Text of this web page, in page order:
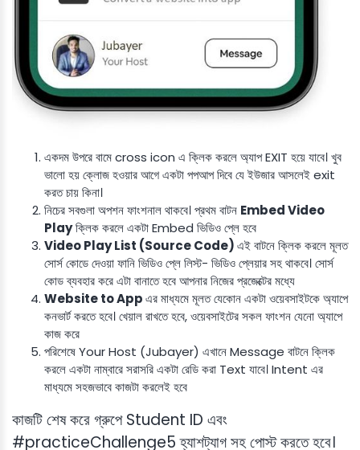
একদম উপরে বামে cross icon এ ক্লিক করলে অ্যাপ EXIT হয়ে যাবে। খুব
ভালো হয় ক্লোজ হওয়ার আগে একটা পপআপ দিবে যে ইউজার আসলেই exit
করত চায় কিনা।
নিচের সবগুলা অপশন ফাংশনাল থাকবে। প্রথম বাটন Embed Video
Playক্লিক করলে একটা Embed ভিডিও প্লে হবে
Video Play List (Source Code)এই বাটনে ক্লিক করলে মূলত
সোর্স কোডে দেওয়া ফানি ভিডিও প্লে লিস্ট- ভিডিও প্লেয়ার সহ থাকবে। সোর্স
কোড ব্যবহার করে এটা বানাতে হবে আপনার নিজের প্রজেক্টের মধ্যে
Website to Appএর মাধ্যমে মূলত যেকোন একটা ওয়েবসাইটকে অ্যাপে
কনভার্ট করতে হবে। খেয়াল রাখতে হবে, ওয়েবসাইটের সকল ফাংশন যেনো অ্যাপে
কাজ করে
পরিশেষে Your Host (Jubayer) এখানে Message বাটনে ক্লিক
করলে একটা নাম্বারে সরাসরি একটা রেডি করা Text যাবে। Intent এর
মাধ্যমে সহজভাবে কাজটা করলেই হবে
কাজটি শেষ করে গ্রুপে Student ID এবং
#practiceChallenge5 হ্যাশট্যাগ সহ পোস্ট করতে হবে।